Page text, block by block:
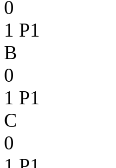
0
1 P1
B
0
1 P1
C
0